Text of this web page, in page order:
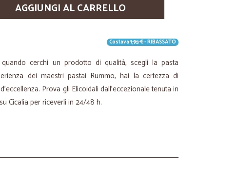
AGGIUNGI AL CARRELLO
Costava1,95 €- RIBASSATO
cerchi un prodotto di qualità, scegli la pasta
dei maestri pastai Rummo, hai la certezza di
Prova gli Elicoidali dall'eccezionale tenuta in
Cicalia per riceverli in 24/48 h.